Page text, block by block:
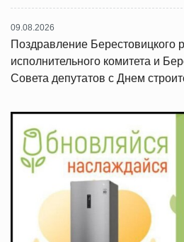
09.08.2026
Поздравление Берестовицкого
исполнительного комитета и
Совета депутатов с Днем